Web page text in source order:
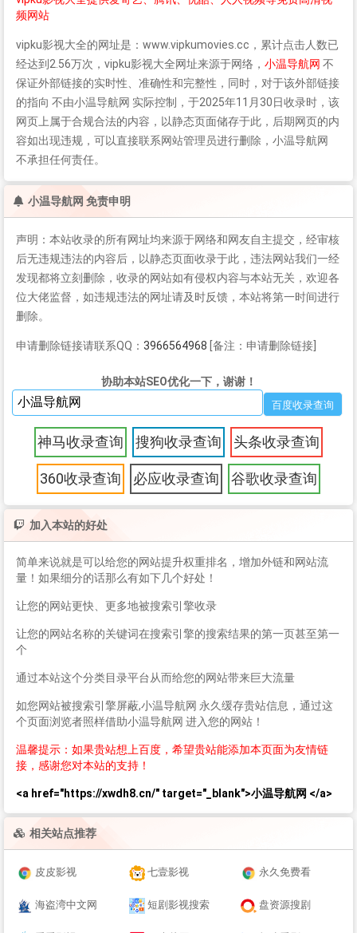
频网站
vipku影视大全的网址是：www.vipkumovies.cc，累计点击人数已
经达到2.56万次， vipku影视大全网址来源于网络， 小温导航网 不
保证外部链接的实时性、准确性和完整性，同时，对于该外部链接
的指向 不由小温导航网 实际控制，于2025年11月30日收录时，该
网页上属于合规合法的内容，以静态页面储存于此，后期网页的内
容如出现违规，可以直接联系网站管理员进行删除，小温导航网
不承担任何责任。
小温导航网 免责申明
声明：本站收录的所有网址均来源于网络和网友自主提交，经审核
后无违规违法的内容后，以静态页面收录于此，违法网站我们一经
发现都将立刻删除，收录的网站如有侵权内容与本站无关，欢迎各
位大佬监督，如违规违法的网址请及时反馈，本站将第一时间进行
删除。
申请删除链接请联系QQ： 3966564968 [备注：申请删除链接]
协助本站SEO优化一下，谢谢！
神马收录查询 搜狗收录查询 头条收录查询
360收录查询 必应收录查询 谷歌收录查询
加入本站的好处
简单来说就是可以给您的网站提升权重排名，增加外链和网站流
量！如果细分的话那么有如下几个好处！
让您的网站更快、更多地被搜索引擎收录
让您的网站名称的关键词在搜索引擎的搜索结果的第一页甚至第一
个
通过本站这个分类目录平台从而给您的网站带来巨大流量
如您网站被搜索引擎屏蔽,小温导航网 永久缓存贵站信息，通过这
个页面浏览者照样借助小温导航网 进入您的网站！
温馨提示：如果贵站想上百度，希望贵站能添加本页面为友情链
接，感谢您对本站的支持！
<a href="https://xwdh8.cn/" target="_blank">小温导航网 </a>
相关站点推荐
皮皮影视 七壹影视 永久免费看
海盗湾中文网 短剧影视搜索 盘资源搜剧